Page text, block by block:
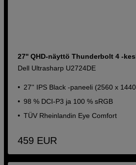
27'' QHD-näyttö Thunderbolt 4 -
Dell Ultrasharp U2724DE
27'' IPS Black -paneeli (2560 x
98 % DCI-P3 ja 100 % sRGB
TÜV Rheinlandin Eye Comfort
459 EUR